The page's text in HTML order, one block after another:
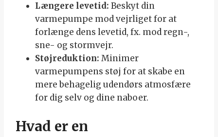
Længere levetid: Beskyt din
varmepumpe mod vejrliget for at
forlænge dens levetid, fx. mod regn-,
sne- og stormvejr.
Støjreduktion: Minimer
varmepumpens støj for at skabe en
mere behagelig udendørs atmosfære
for dig selv og dine naboer.
Hvad er en